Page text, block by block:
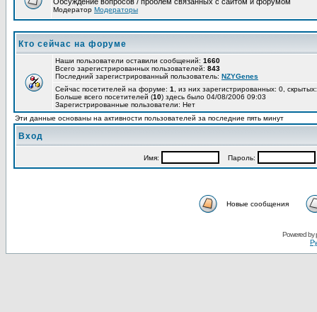
Модератор Модераторы
Кто сейчас на форуме
Наши пользователи оставили сообщений: 1660
Всего зарегистрированных пользователей: 843
Последний зарегистрированный пользователь: NZYGenes
Сейчас посетителей на форуме: 1
, из них зарегистрированных: 0,
Больше всего посетителей (10) здесь было 04/08/2006 09:03
Зарегистрированные пользователи: Нет
Эти данные основаны на активности пользователей за последние пять минут
Вход
Имя: Пароль:
Новые сообщения
Powered by